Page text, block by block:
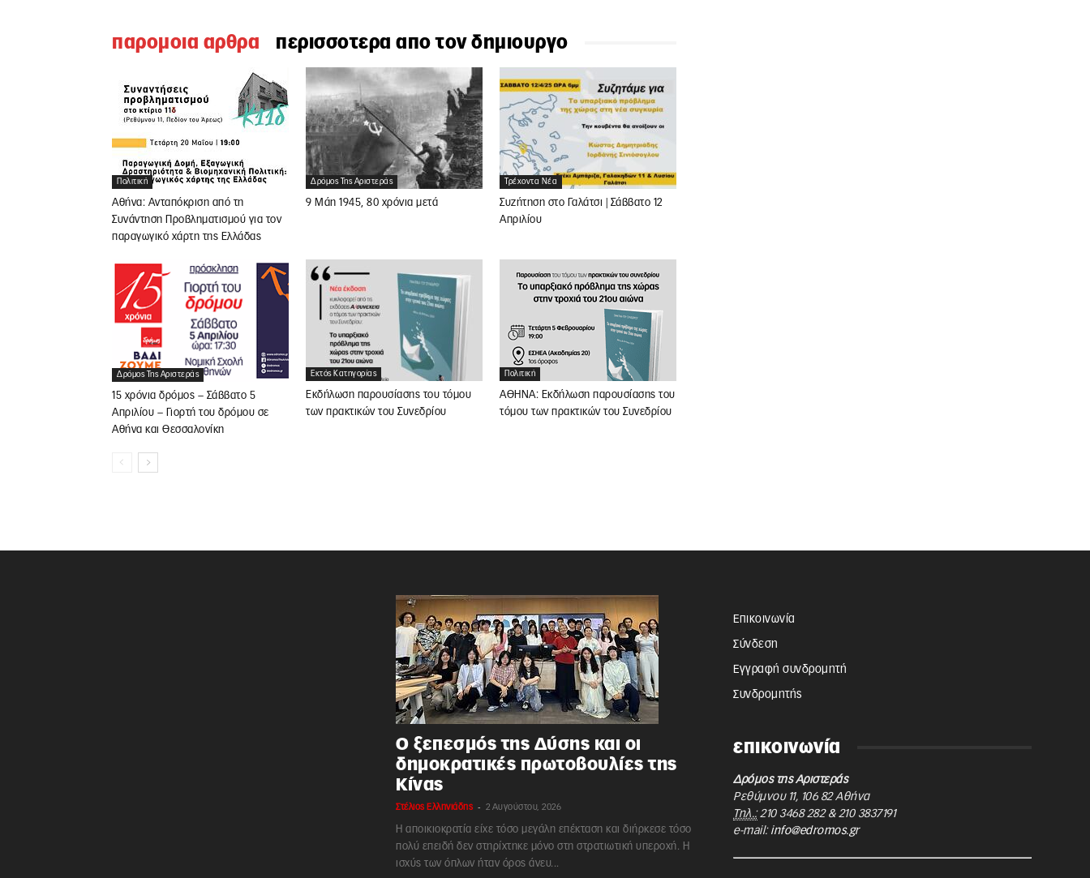
παρομοια αρθρα περισσοτερα απο τον δημιουργο
Πολιτική
Αθήνα: Ανταπόκριση από τη
Συνάντηση Προβληματισμού για τον
παραγωγικό χάρτη της Ελλάδας
Δρόμος Της Αριστεράς
9 Μάη 1945, 80 χρόνια μετά
Τρέχοντα Νέα
Συζήτηση στο Γαλάτσι | Σάββατο 12
Απριλίου
Δρόμος Της Αριστεράς
15 χρόνια δρόμος – Σάββατο 5
Απριλίου – Γιορτή του δρόμου σε
Αθήνα και Θεσσαλονίκη
Εκτός Κατηγορίας
Εκδήλωση παρουσίασης του τόμου
των πρακτικών του Συνεδρίου
Πολιτική
ΑΘΗΝΑ: Εκδήλωση παρουσίασης του
τόμου των πρακτικών του Συνεδρίου
Ο ξεπεσμός της Δύσης και οι
δημοκρατικές πρωτοβουλίες της
Κίνας
Στέλιος Ελληνιάδης - 2 Αυγούστου, 2026
Η αποικιοκρατία είχε τόσο μεγάλη επέκταση και διήρκεσε τόσο
πολύ επειδή δεν στηρίχτηκε μόνο στη στρατιωτική υπεροχή. Η
ισχύς των όπλων ήταν όρος άνευ...
Επικοινωνία
Σύνδεση
Εγγραφή συνδρομητή
Συνδρομητής
επικοινωνία
Δρόμος της Αριστεράς
Ρεθύμνου 11, 106 82 Αθήνα
Τηλ.: 210 3468 282& 210 3837191
e-mail: info@edromos.gr